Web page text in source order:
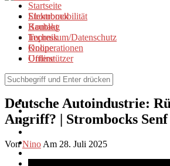
Startseite
Strombock
Kontakt
Impressum/Datenschutz
Kooperationen
Unterstützer
Elektromobilität
Baublog
Technik
Online
Offline
Elektromobilität
Deutsche Autoindustrie:
Angriff? | Strombocks Senf
VonNino Am 28. Juli 2025